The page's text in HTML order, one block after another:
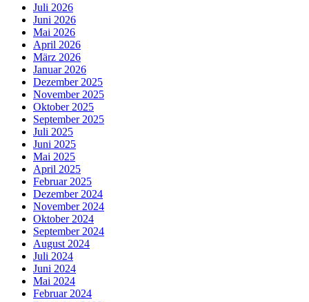
Juli 2026
Juni 2026
Mai 2026
April 2026
März 2026
Januar 2026
Dezember 2025
November 2025
Oktober 2025
September 2025
Juli 2025
Juni 2025
Mai 2025
April 2025
Februar 2025
Dezember 2024
November 2024
Oktober 2024
September 2024
August 2024
Juli 2024
Juni 2024
Mai 2024
Februar 2024